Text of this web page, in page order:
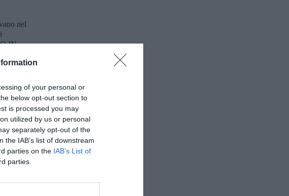
of your personal or
below opt-out section to
is processed you may
utilized by us or personal
separately opt-out of the
IAB’s list of downstream
parties on the IAB’s List of
parties.
nel
IN
era il